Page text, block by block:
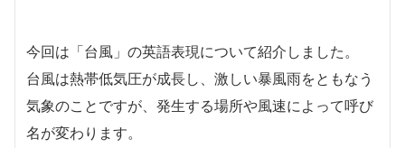
今回は「台風」の英語表現について紹介しました。
台風は熱帯低気圧が成長し、激しい暴風雨をともなう
気象のことですが、発生する場所や風速によって呼び
名が変わります。